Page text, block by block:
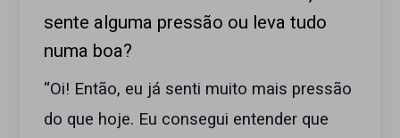
sente alguma pressão ou leva tudo
numa boa?
“Oi! Então, eu já senti muito mais pressão
do que hoje. Eu consegui entender que